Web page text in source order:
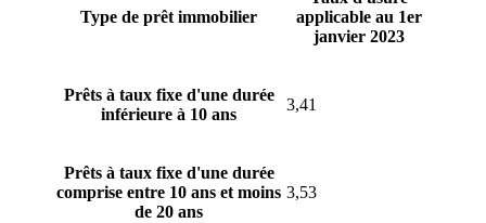
Type de prêt immobilier
applicable au 1er
janvier 2023
Prêts à taux fixe d'une durée
inférieure à 10 ans
3,41
Prêts à taux fixe d'une durée
comprise entre 10 ans et moins
de 20 ans
3,53